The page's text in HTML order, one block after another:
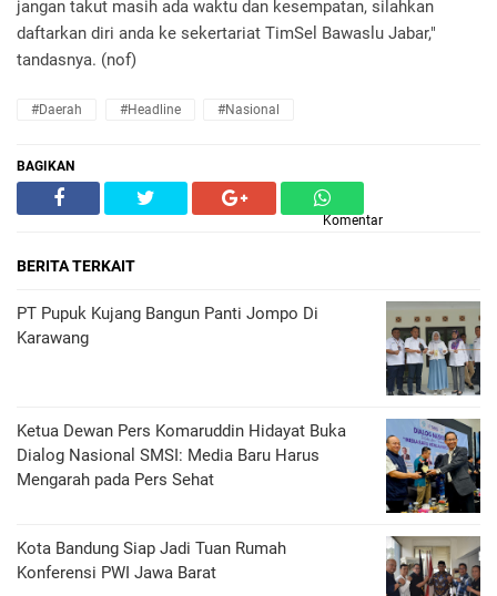
jangan takut masih ada waktu dan kesempatan, silahkan
daftarkan diri anda ke sekertariat TimSel Bawaslu Jabar,"
tandasnya. (nof)
#daerah #headline #nasional
BAGIKAN
Komentar
BERITA TERKAIT
PT Pupuk Kujang Bangun Panti Jompo Di
Karawang
Ketua Dewan Pers Komaruddin Hidayat Buka
Dialog Nasional SMSI: Media Baru Harus
Mengarah pada Pers Sehat
Kota Bandung Siap Jadi Tuan Rumah
Konferensi PWI Jawa Barat